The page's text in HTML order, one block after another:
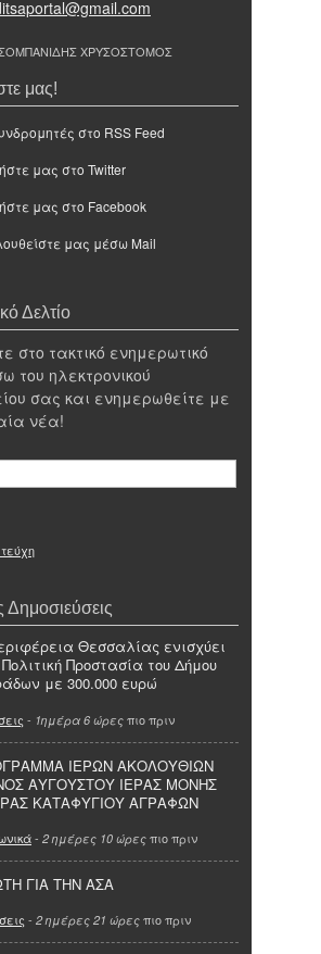
ΧΡΥΣΟΣΤΟΜΟΣ
μας!
στο RSS Feed
μας στο Twitter
μας στο Facebook
μας μέσω Mail
Δελτίο
στο τακτικό ενημερωτικό
του ηλεκτρονικού
σας και ενημερωθείτε με
νέα!
Θεσσαλίας ενισχύει
Προστασία του Δήμου
με 300.000 ευρώ
- 1ημέρα 6 ώρες πιο πριν
ΙΕΡΩΝ ΑΚΟΛΟΥΘΙΩΝ
ΑΥΓΟΥΣΤΟΥ ΙΕΡΑΣ ΜΟΝΗΣ
ΚΑΤΑΦΥΓΙΟΥ ΑΓΡΑΦΩΝ
- 2 ημέρες 10 ώρες πιο πριν
ΓΙΑ ΤΗΝ ΑΣΑ
- 2 ημέρες 21 ώρες πιο πριν